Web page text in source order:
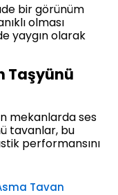
bir görünüm
olması
yaygın olarak
Taşyünü
mekanlarda ses
tavanlar, bu
performansını
Tavan